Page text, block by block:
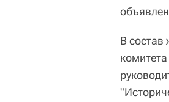
В состав